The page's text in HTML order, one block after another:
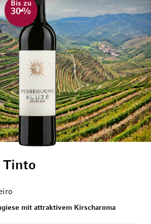
Bis zu
30%
Tinto
mit attraktivem Kirscharoma